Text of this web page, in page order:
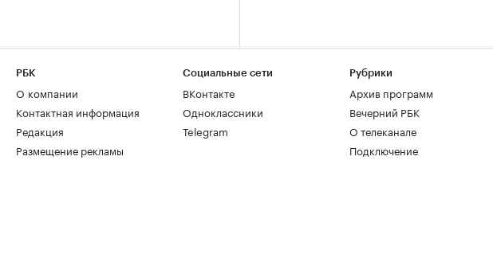
РБК
О компании
Контактная информация
Редакция
Размещение рекламы
Социальные сети
ВКонтакте
Одноклассники
Telegram
Рубрики
Архив программ
Вечерний РБК
О телеканале
Подключение